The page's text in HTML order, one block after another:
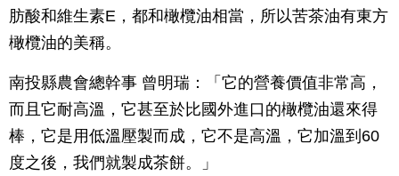
肪酸和維生素E，都和橄欖油相當，所以苦茶油有東方
橄欖油的美稱。
南投縣農會總幹事 曾明瑞：「它的營養價值非常高，
而且它耐高溫，它甚至於比國外進口的橄欖油還來得
棒，它是用低溫壓製而成，它不是高溫，它加溫到60
度之後，我們就製成茶餅。」